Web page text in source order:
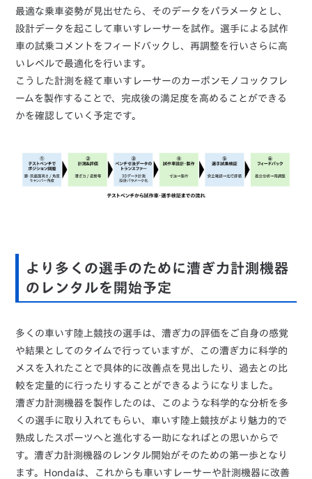
最適な乗車姿勢が見出せたら、そのデータをパラメータとし、
設計データを起こして車いすレーサーを試作。選手による試作
車の試乗コメントをフィードバックし、再調整を行いさらに高
いレベルで最適化を行います。
こうした計測を経て車いすレーサーのカーボンモノコックフレ
ームを製作することで、完成後の満足度を高めることができる
かを確認していく予定です。
より多くの選手のために漕ぎ力計測機器
のレンタルを開始予定
多くの車いす陸上競技の選手は、漕ぎ力の評価をご自身の感覚
や結果としてのタイムで行っていますが、この漕ぎ力に科学的
メスを入れたことで具体的に改善点を見出したり、過去との比
較を定量的に行ったりすることができるようになりました。
漕ぎ力計測機器を製作したのは、このような科学的な分析を多
くの選手に取り入れてもらい、車いす陸上競技がより魅力的で
熟成したスポーツへと進化する一助になればとの思いからで
す。漕ぎ力計測機器のレンタル開始がそのための第一歩となり
ます。Hondaは、これからも車いすレーサーや計測機器に改善